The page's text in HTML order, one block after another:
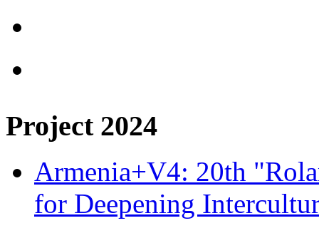
Project 2024
Armenia+V4: 20th
for Deepening